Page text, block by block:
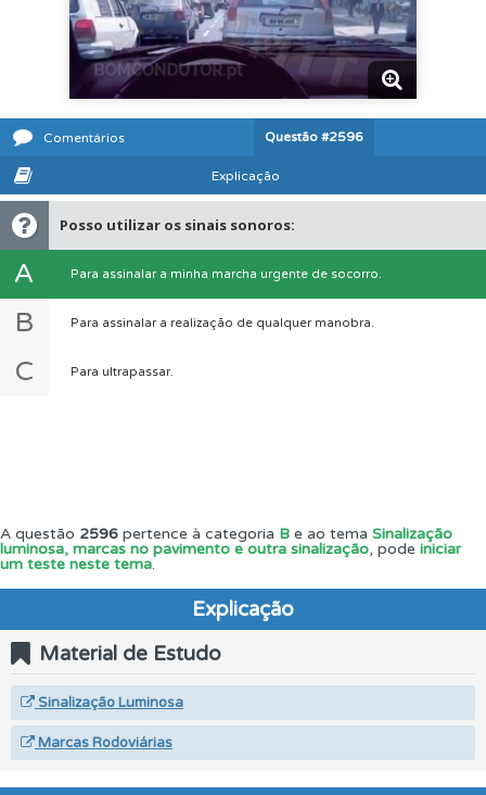
Comentários Questão #2596
Explicação
Posso utilizar os sinais sonoros:
A Para assinalar a minha marcha urgente de socorro.
B Para assinalar a realização de qualquer manobra.
C Para ultrapassar.
A questão 2596 pertence à categoria B e ao tema Sinalização
luminosa, marcas no pavimento e outra sinalização, pode iniciar
um teste neste tema.
Explicação
Material de Estudo
Sinalização Luminosa
Marcas Rodoviárias